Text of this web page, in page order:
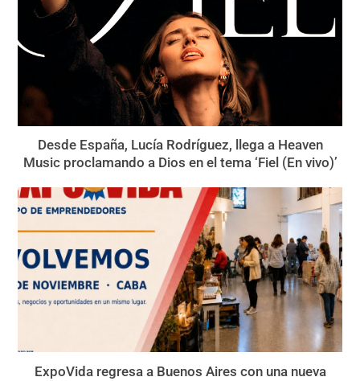
Desde España, Lucía Rodríguez, llega a Heaven
Music proclamando a Dios en el tema ‘Fiel (En vivo)’
ExpoVida regresa a Buenos Aires con una nueva